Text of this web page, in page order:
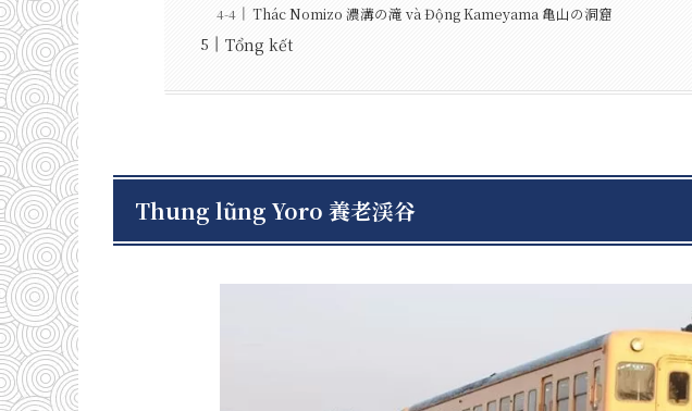
Thác Nomizo 濃溝の滝 và Động Kameyama 亀山の洞窟
Tổng kết
Thung lũng Yoro 養老渓谷